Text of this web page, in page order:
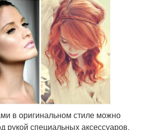
в оригинальном стиле можно
рукой специальных аксессуаров.